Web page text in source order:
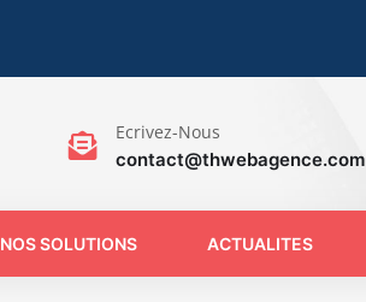
Ecrivez-Nous
contact@thwebagence.com
NOS SOLUTIONS ACTUALITES